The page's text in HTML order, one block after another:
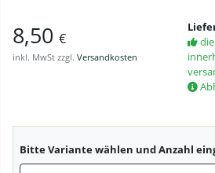
8,50 €
inkl. MwSt zzgl. Versandkosten
Bitte Variante wählen und Anzahl